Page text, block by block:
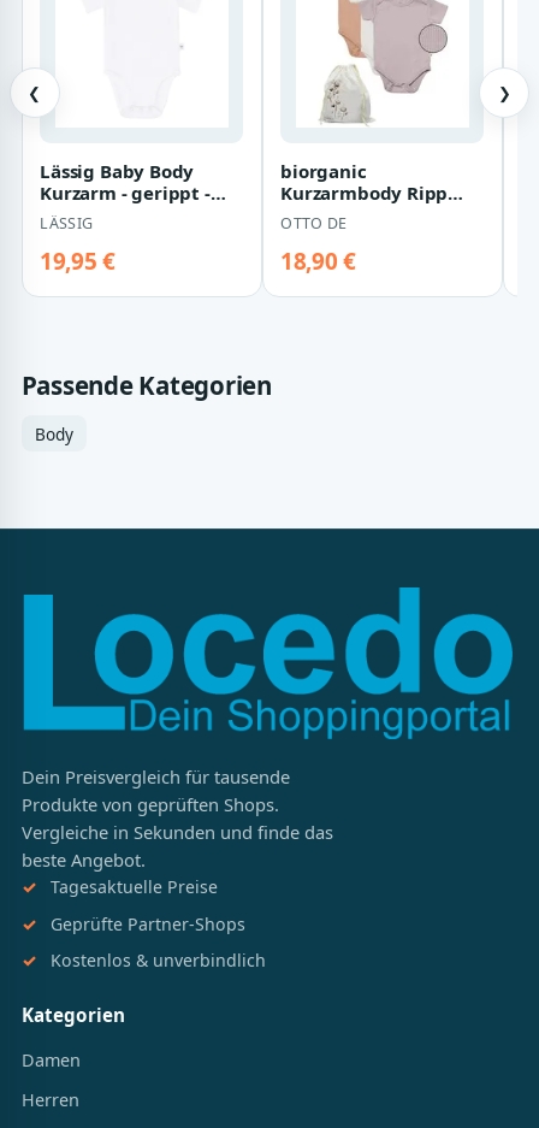
❮
Lässig Baby Body
Kurzarm - gerippt -
Milky 86/92
LÄSSIG
19,95 €
biorganic
Kurzarmbody Ripp
(3er Pack), Mehrfarbig,
Unisex, Baby Body f…
OTTO DE
18,90 €
❯
Passende Kategorien
Body
Dein Preisvergleich für tausende
Produkte von geprüften Shops.
Vergleiche in Sekunden und finde das
beste Angebot.
Tagesaktuelle Preise
Geprüfte Partner-Shops
Kostenlos & unverbindlich
Kategorien
Damen
Herren